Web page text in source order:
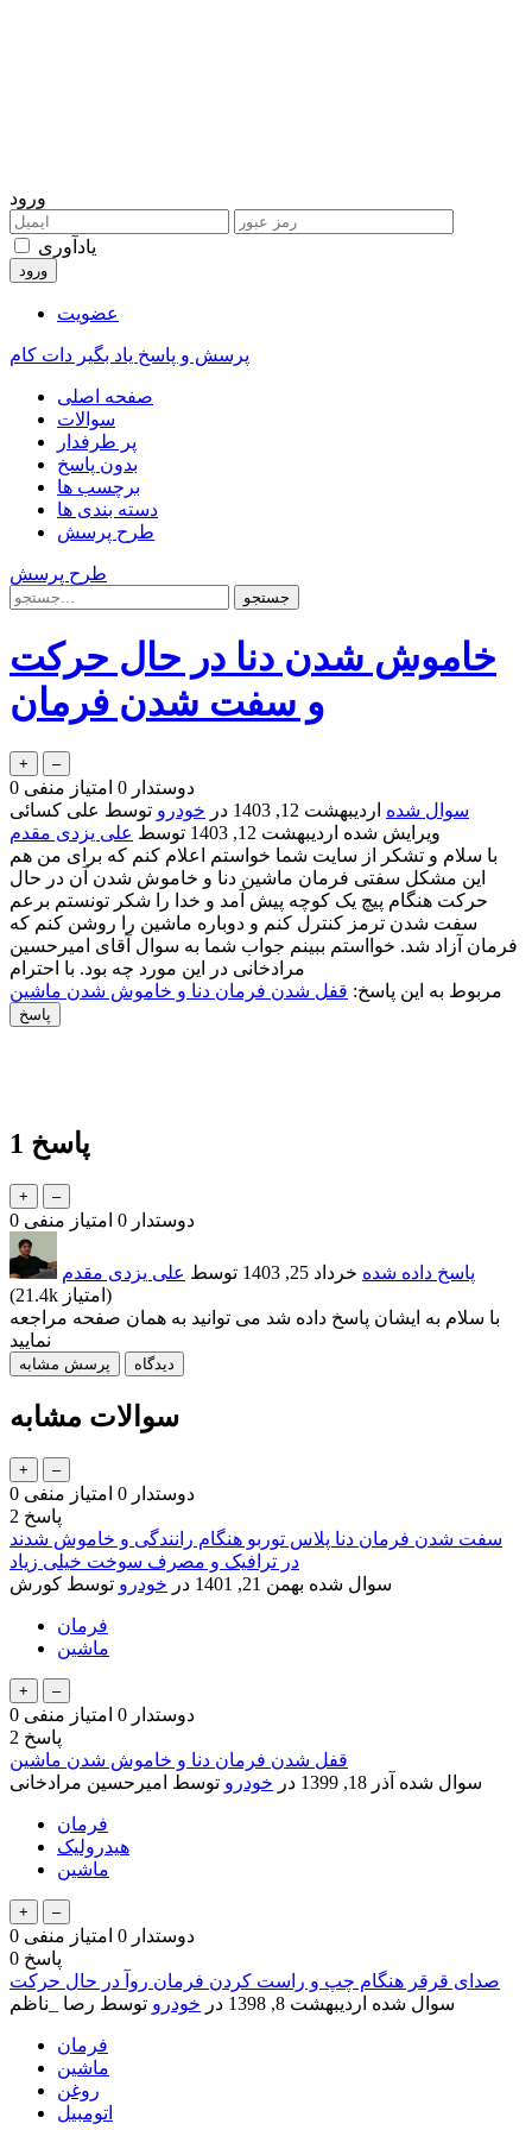
ورود
یادآوری
عضویت
پرسش و پاسخ یاد بگیر دات کام
صفحه اصلی
سوالات
پر طرفدار
بدون پاسخ
برچسب ها
دسته بندی ها
طرح پرسش
طرح پرسش
خاموش شدن دنا در حال حرکت
و سفت شدن فرمان
0 دوستدار 0 امتیاز منفی
سوال شده اردیبهشت 12, 1403 در خودرو توسط علی کسائی
ویرایش شده اردیبهشت 12, 1403 توسط علی یزدی مقدم
با سلام و تشکر از سایت شما خواستم اعلام کنم که برای من هم
این مشکل سفتی فرمان ماشین دنا و خاموش شدن آن در حال
حرکت هنگام پیچ یک کوچه پیش آمد و خدا را شکر تونستم برعم
سفت شدن ترمز کنترل کنم و دوباره ماشین را روشن کنم که
فرمان آزاد شد. خوااستم ببینم جواب شما به سوال آقای امیرحسین
مرادخانی در این مورد چه بود. با احترام
مربوط به این پاسخ: قفل شدن فرمان دنا و خاموش شدن ماشین
1 پاسخ
0 دوستدار 0 امتیاز منفی
پاسخ داده شده خرداد 25, 1403 توسط علی یزدی مقدم
(
21.4k
امتیاز)
با سلام به ایشان پاسخ داده شد می توانید به همان صفحه مراجعه
نمایید
سوالات مشابه
0 دوستدار 0 امتیاز منفی
2 پاسخ
سفت شدن فرمان دنا پلاس توربو هنگام رانندگی و خاموش شدند
در ترافیک و مصرف سوخت خیلی زیاد
سوال شده بهمن 21, 1401 در خودرو توسط کورش
فرمان
ماشین
0 دوستدار 0 امتیاز منفی
2 پاسخ
قفل شدن فرمان دنا و خاموش شدن ماشین
سوال شده آذر 18, 1399 در خودرو توسط امیرحسین مرادخانی
فرمان
هیدرولیک
ماشین
0 دوستدار 0 امتیاز منفی
0 پاسخ
صدای قرقر هنگام چپ و راست کردن فرمان روآ در حال حرکت
سوال شده اردیبهشت 8, 1398 در خودرو توسط رصا _ناظم
فرمان
ماشین
روغن
اتومبیل